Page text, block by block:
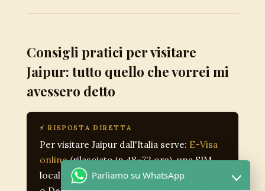
Consigli pratici per visitare
Jaipur: tutto quello che vorrei mi
avessero detto
⚡ RISPOSTA DIRETTA
Per visitare Jaipur dall'Italia serve: E-Visa
online(rilasciato in 48–72 ore), una SIM
locale acquistata all'aeroporto di Mumbai
Parliamo su WhatsApp